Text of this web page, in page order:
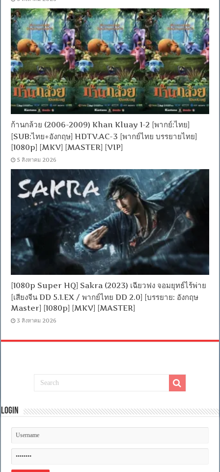
ก้านกล้วย (2006-2009) Khan Kluay 1-2 [พากย์:ไทย]
[SUB:ไทย+อังกฤษ] HDTV.AC-3 [พากย์ไทย บรรยายไทย]
[1080p] [MKV] [MASTER] [VIP]
5 สิงหาคม 2026
[1080p Super HQ] Sakra (2023) เฉียวฟง จอมยุทธ์ไร้พ่าย
[เสียงจีน DD 5.1.EX / พากย์ไทย DD 2.0] [บรรยาย: อังกฤษ
Master] [1080p] [MKV] [MASTER]
3 สิงหาคม 2026
Login